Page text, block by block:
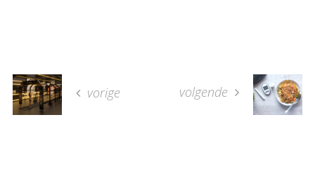
vorige volgende